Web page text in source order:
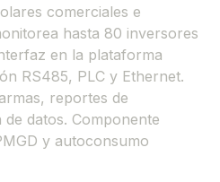
comerciales e
hasta 80 inversores
en la plataforma
RS485, PLC y Ethernet.
reportes de
datos. Componente
y autoconsumo